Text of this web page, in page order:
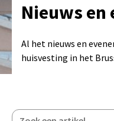
Nieuws en
Al het nieuws en
huisvesting in het